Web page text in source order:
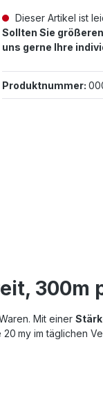
Dieser Artikel ist
Sollten Sie
uns gerne Ihre
Produktnummer:
300m
Mit einer
my im täglichen